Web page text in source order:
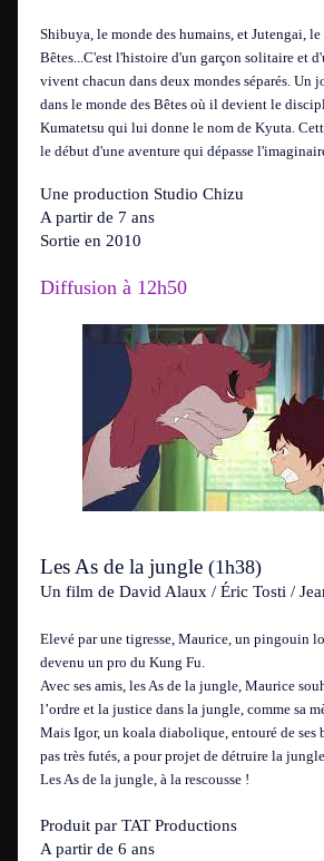
Shibuya, le monde des humains, et Jutengai, le
Bêtes...C'est l'histoire d'un garçon solitaire et
vivent chacun dans deux mondes séparés. Un
dans le monde des Bêtes où il devient le
Kumatetsu qui lui donne le nom de Kyuta.
le début d'une aventure qui dépasse
Une production Studio Chizu
A partir de 7 ans
Sortie en 2010
Diffusion à 12h50
Les As de la jungle (1h38)
Un film de David Alaux / Éric Tosti /
Elevé par une tigresse, Maurice, un pingouin
devenu un pro du Kung Fu.
Avec ses amis, les As de la jungle, Maurice
l’ordre et la justice dans la jungle, comme sa
Mais Igor, un koala diabolique, entouré de ses
pas très futés, a pour projet de détruire la
Les As de la jungle, à la rescousse !
Produit par TAT Productions
A partir de 6 ans